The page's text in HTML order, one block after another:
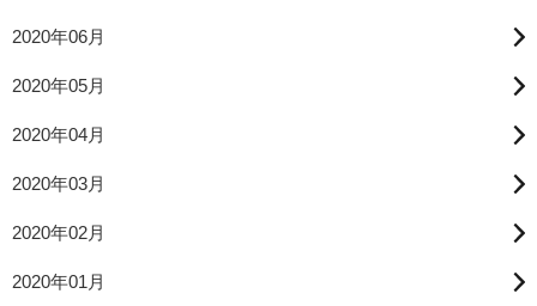
2020年06月
2020年05月
2020年04月
2020年03月
2020年02月
2020年01月